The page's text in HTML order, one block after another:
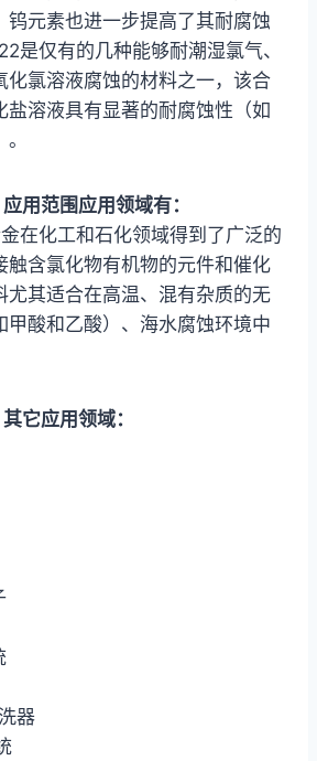
钨元素也进一步提高了其耐腐蚀
是仅有的几种能够耐潮湿氯气、
化氯溶液腐蚀的材料之一，该合
盐溶液具有显著的耐腐蚀性（如
用范围应用领域有：
在化工和石化领域得到了广泛的
触含氯化物有机物的元件和催化
尤其适合在高温、混有杂质的无
甲酸和乙酸）、海水腐蚀环境中
它应用领域：
器